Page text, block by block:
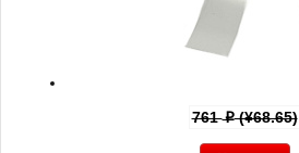
761p(¥68.65)